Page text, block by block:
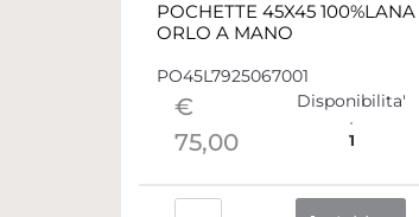
POCHETTE 45X45 100%LANA
ORLO A MANO
PO45L7925067001
€
75,00
Disponibilita'
1